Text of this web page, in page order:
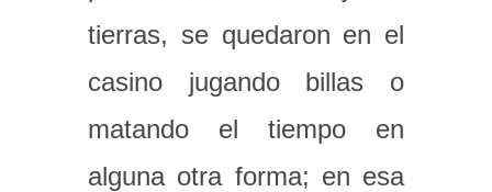
tierras, se quedaron en el
casino jugando billas o
matando el tiempo en
alguna otra forma; en esa